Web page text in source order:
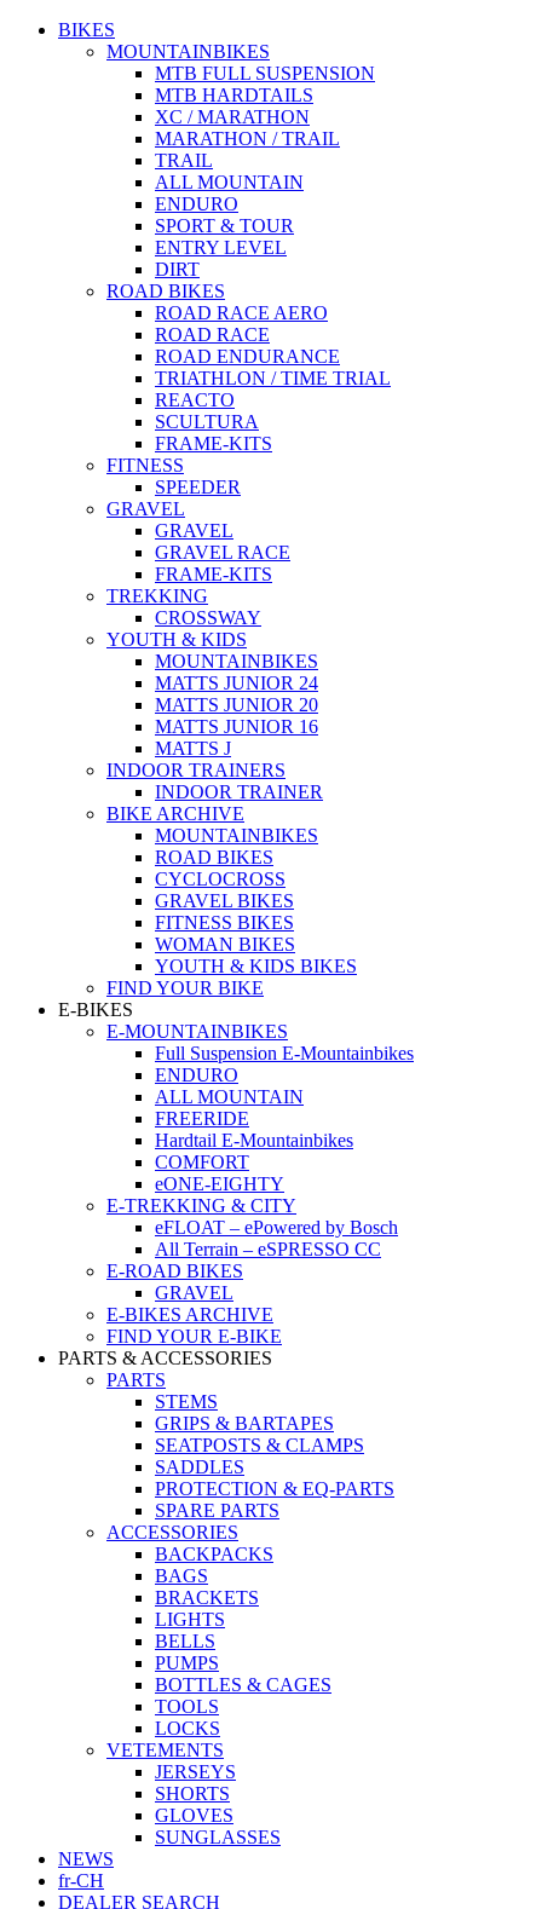
BIKES
MOUNTAINBIKES
MTB FULL SUSPENSION
MTB HARDTAILS
XC / MARATHON
MARATHON / TRAIL
TRAIL
ALL MOUNTAIN
ENDURO
SPORT & TOUR
ENTRY LEVEL
DIRT
ROAD BIKES
ROAD RACE AERO
ROAD RACE
ROAD ENDURANCE
TRIATHLON / TIME TRIAL
REACTO
SCULTURA
FRAME-KITS
FITNESS
SPEEDER
GRAVEL
GRAVEL
GRAVEL RACE
FRAME-KITS
TREKKING
CROSSWAY
YOUTH & KIDS
MOUNTAINBIKES
MATTS JUNIOR 24
MATTS JUNIOR 20
MATTS JUNIOR 16
MATTS J
INDOOR TRAINERS
INDOOR TRAINER
BIKE ARCHIVE
MOUNTAINBIKES
ROAD BIKES
CYCLOCROSS
GRAVEL BIKES
FITNESS BIKES
WOMAN BIKES
YOUTH & KIDS BIKES
FIND YOUR BIKE
E-BIKES
E-MOUNTAINBIKES
Full Suspension E-Mountainbikes
ENDURO
ALL MOUNTAIN
FREERIDE
Hardtail E-Mountainbikes
COMFORT
eONE-EIGHTY
E-TREKKING & CITY
eFLOAT – ePowered by Bosch
All Terrain – eSPRESSO CC
E-ROAD BIKES
GRAVEL
E-BIKES ARCHIVE
FIND YOUR E-BIKE
PARTS & ACCESSORIES
PARTS
STEMS
GRIPS & BARTAPES
SEATPOSTS & CLAMPS
SADDLES
PROTECTION & EQ-PARTS
SPARE PARTS
ACCESSORIES
BACKPACKS
BAGS
BRACKETS
LIGHTS
BELLS
PUMPS
BOTTLES & CAGES
TOOLS
LOCKS
VETEMENTS
JERSEYS
SHORTS
GLOVES
SUNGLASSES
NEWS
fr-CH
DEALER SEARCH